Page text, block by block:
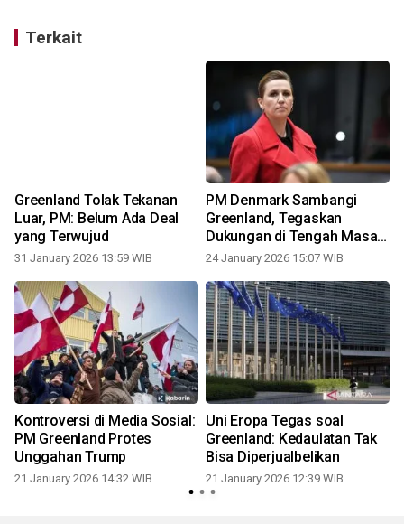
Terkait
Greenland Tolak Tekanan
Luar, PM: Belum Ada Deal
yang Terwujud
31 January 2026 13:59 WIB
PM Denmark Sambangi
Greenland, Tegaskan
Dukungan di Tengah Masa
Sulit
24 January 2026 15:07 WIB
Kontroversi di Media Sosial:
PM Greenland Protes
Unggahan Trump
21 January 2026 14:32 WIB
Uni Eropa Tegas soal
Greenland: Kedaulatan Tak
Bisa Diperjualbelikan
21 January 2026 12:39 WIB